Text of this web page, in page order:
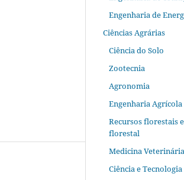
Engenharia de
Ciências Agrárias
Ciência do Solo
Zootecnia
Agronomia
Engenharia Agrícola
Recursos florestais
florestal
Medicina Veterinária
Ciência e